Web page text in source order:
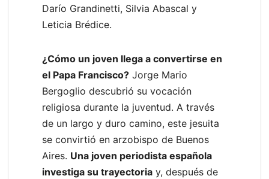
Darío Grandinetti, Silvia Abascal y
Leticia Brédice.
¿Cómo un joven llega a convertirse en
el Papa Francisco? Jorge Mario
Bergoglio descubrió su vocación
religiosa durante la juventud. A través
de un largo y duro camino, este jesuita
se convirtió en arzobispo de Buenos
Aires. Una joven periodista española
investiga su trayectoria y, después de